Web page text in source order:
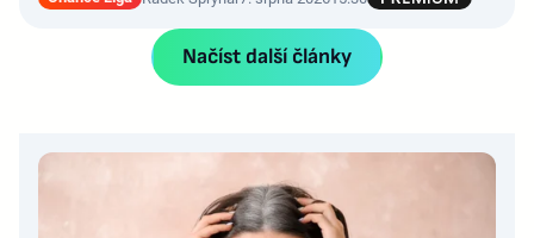
Načíst další články